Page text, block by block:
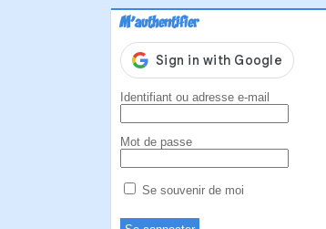
M'authentifier
Identifiant ou adresse e-mail
Mot de passe
Se souvenir de moi